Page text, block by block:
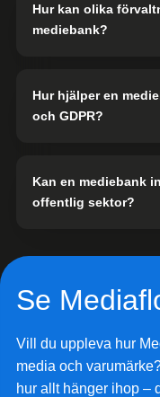
Hur kan olika
mediebank?
Hur hjälper en
och GDPR?
Kan en mediebank
offentlig sektor?
Se
Vill du uppleva hur
media och
hur allt hänger ihop –